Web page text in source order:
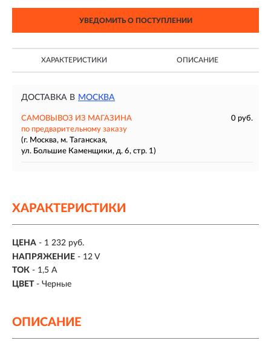
УВЕДОМИТЬ О ПОСТУПЛЕНИИ
ХАРАКТЕРИСТИКИ ОПИСАНИЕ
ДОСТАВКА В МОСКВА
САМОВЫВОЗ ИЗ МАГАЗИНА
0 руб.
по предварительному заказу
(г. Москва, м. Таганская,
ул. Большие Каменщики, д. 6, стр. 1)
ХАРАКТЕРИСТИКИ
ЦЕНА - 1 232 руб.
НАПРЯЖЕНИЕ - 12 V
ТОК - 1,5 A
ЦВЕТ - Черные
ОПИСАНИЕ